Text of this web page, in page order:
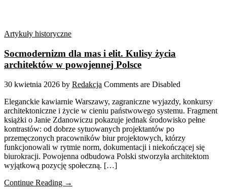
Artykuły historyczne
Socmodernizm dla mas i elit. Kulisy życia
architektów w powojennej Polsce
30 kwietnia 2026 by Redakcja Comments are Disabled
Eleganckie kawiarnie Warszawy, zagraniczne wyjazdy, konkursy
architektoniczne i życie w cieniu państwowego systemu. Fragment
książki o Janie Zdanowiczu pokazuje jednak środowisko pełne
kontrastów: od dobrze sytuowanych projektantów po
przemęczonych pracowników biur projektowych, którzy
funkcjonowali w rytmie norm, dokumentacji i niekończącej się
biurokracji. Powojenna odbudowa Polski stworzyła architektom
wyjątkową pozycję społeczną. […]
Continue Reading →